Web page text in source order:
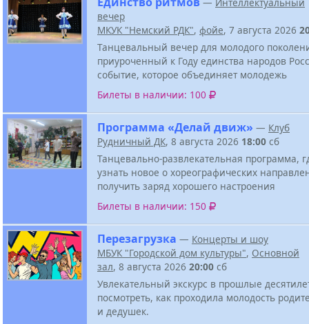
вечер
МКУК "Немский РДК", фойе, 7 августа 2026
Танцевальный вечер для молодого
приуроченный к Году единства народов
событие, которое объединяет молодежь
Билеты в наличии: 100
Программа «Делай движ» — Клуб
Рудничный ДК, 8 августа 2026 18:00 сб
Танцевально-развлекательная программа,
узнать новое о хореографических
получить заряд хорошего настроения
Билеты в наличии: 150
Перезагрузка — Концерты и шоу
МБУК "Городской дом культуры", Основной
зал, 8 августа 2026 20:00 сб
Увлекательный экскурс в прошлые
посмотреть, как проходила молодость
и дедушек.